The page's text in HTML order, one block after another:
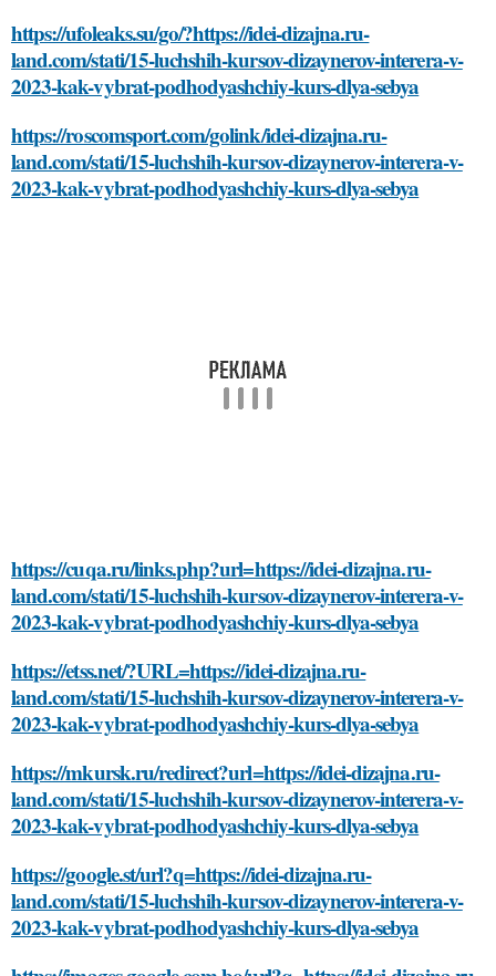
https://ufoleaks.su/go/?https://idei-dizajna.ru-
land.com/stati/15-luchshih-kursov-dizaynerov-interera-v-
2023-kak-vybrat-podhodyashchiy-kurs-dlya-sebya
https://roscomsport.com/golink/idei-dizajna.ru-
land.com/stati/15-luchshih-kursov-dizaynerov-interera-v-
2023-kak-vybrat-podhodyashchiy-kurs-dlya-sebya
https://cuqa.ru/links.php?url=https://idei-dizajna.ru-
land.com/stati/15-luchshih-kursov-dizaynerov-interera-v-
2023-kak-vybrat-podhodyashchiy-kurs-dlya-sebya
https://etss.net/?URL=https://idei-dizajna.ru-
land.com/stati/15-luchshih-kursov-dizaynerov-interera-v-
2023-kak-vybrat-podhodyashchiy-kurs-dlya-sebya
https://mkursk.ru/redirect?url=https://idei-dizajna.ru-
land.com/stati/15-luchshih-kursov-dizaynerov-interera-v-
2023-kak-vybrat-podhodyashchiy-kurs-dlya-sebya
https://google.st/url?q=https://idei-dizajna.ru-
land.com/stati/15-luchshih-kursov-dizaynerov-interera-v-
2023-kak-vybrat-podhodyashchiy-kurs-dlya-sebya